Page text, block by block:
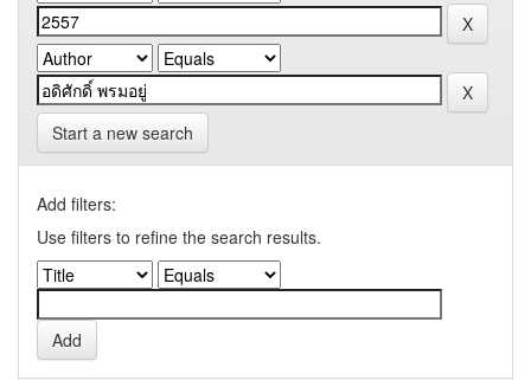
Start a new search
Add filters:
Use filters to refine the search results.